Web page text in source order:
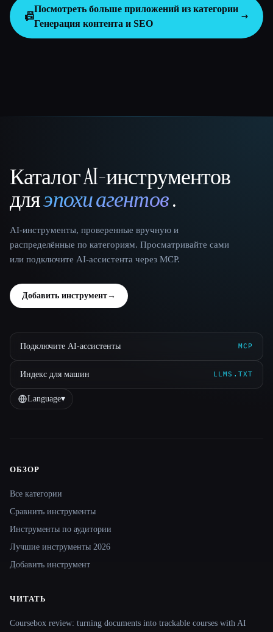
📠
Посмотреть больше приложений из категории
Генерация контента и SEO
That AI Collection
Каталог AI-инструментов
дляэпохи агентов.
AI-инструменты, проверенные вручную и
распределённые по категориям. Просматривайте сами
или подключите AI-ассистента через MCP.
Добавить инструмент→
Подключите AI-ассистенты MCP
Индекс для машин LLMS.TXT
Language▾
Site navigation
ОБЗОР
Все категории
Сравнить инструменты
Инструменты по аудитории
Лучшие инструменты 2026
Добавить инструмент
ЧИТАТЬ
Coursebox review: turning documents into trackable courses with AI